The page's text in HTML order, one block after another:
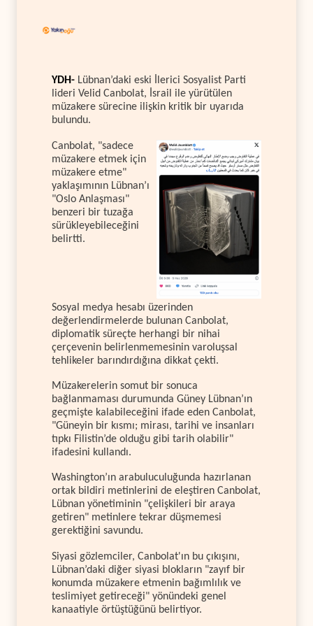
YDH- Lübnan’daki eski İlerici Sosyalist Parti
lideri Velid Canbolat, İsrail ile yürütülen
müzakere sürecine ilişkin kritik bir uyarıda
bulundu.
Canbolat, "sadece
müzakere etmek için
müzakere etme"
yaklaşımının Lübnan’ı
"Oslo Anlaşması"
benzeri bir tuzağa
sürükleyebileceğini
belirtti.
Sosyal medya hesabı üzerinden
değerlendirmelerde bulunan Canbolat,
diplomatik süreçte herhangi bir nihai
çerçevenin belirlenmemesinin varoluşsal
tehlikeler barındırdığına dikkat çekti.
Müzakerelerin somut bir sonuca
bağlanmaması durumunda Güney Lübnan’ın
geçmişte kalabileceğini ifade eden Canbolat,
"Güneyin bir kısmı; mirası, tarihi ve insanları
tıpkı Filistin’de olduğu gibi tarih olabilir"
ifadesini kullandı.
Washington’ın arabuluculuğunda hazırlanan
ortak bildiri metinlerini de eleştiren Canbolat,
Lübnan yönetiminin "çelişkileri bir araya
getiren" metinlere tekrar düşmemesi
gerektiğini savundu.
Siyasi gözlemciler, Canbolat'ın bu çıkışını,
Lübnan’daki diğer siyasi blokların "zayıf bir
konumda müzakere etmenin bağımlılık ve
teslimiyet getireceği" yönündeki genel
kanaatiyle örtüştüğünü belirtiyor.